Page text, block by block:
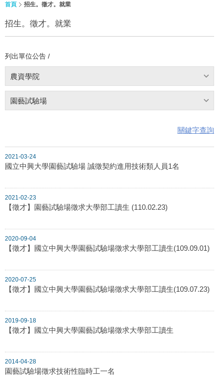
首頁 招生。徵才。就業
招生。徵才。就業
列出單位公告 /
農資學院
園藝試驗場
關鍵字查詢
2021-03-24
國立中興大學園藝試驗場 誠徵契約進用技術類人員1名
2021-02-23
【徵才】園藝試驗場徵求大學部工讀生 (110.02.23)
2020-09-04
【徵才】國立中興大學園藝試驗場徵求大學部工讀生(109.09.01)
2020-07-25
【徵才】國立中興大學園藝試驗場徵求大學部工讀生(109.07.23)
2019-09-18
【徵才】國立中興大學園藝試驗場徵求大學部工讀生
2014-04-28
園藝試驗場徵求技術性臨時工一名